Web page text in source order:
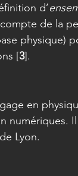
d’
de la
physique)
[3].
en
Lyon.